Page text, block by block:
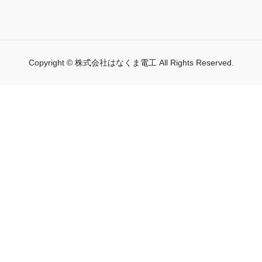
Copyright © 株式会社はなくま電工 All Rights Reserved.